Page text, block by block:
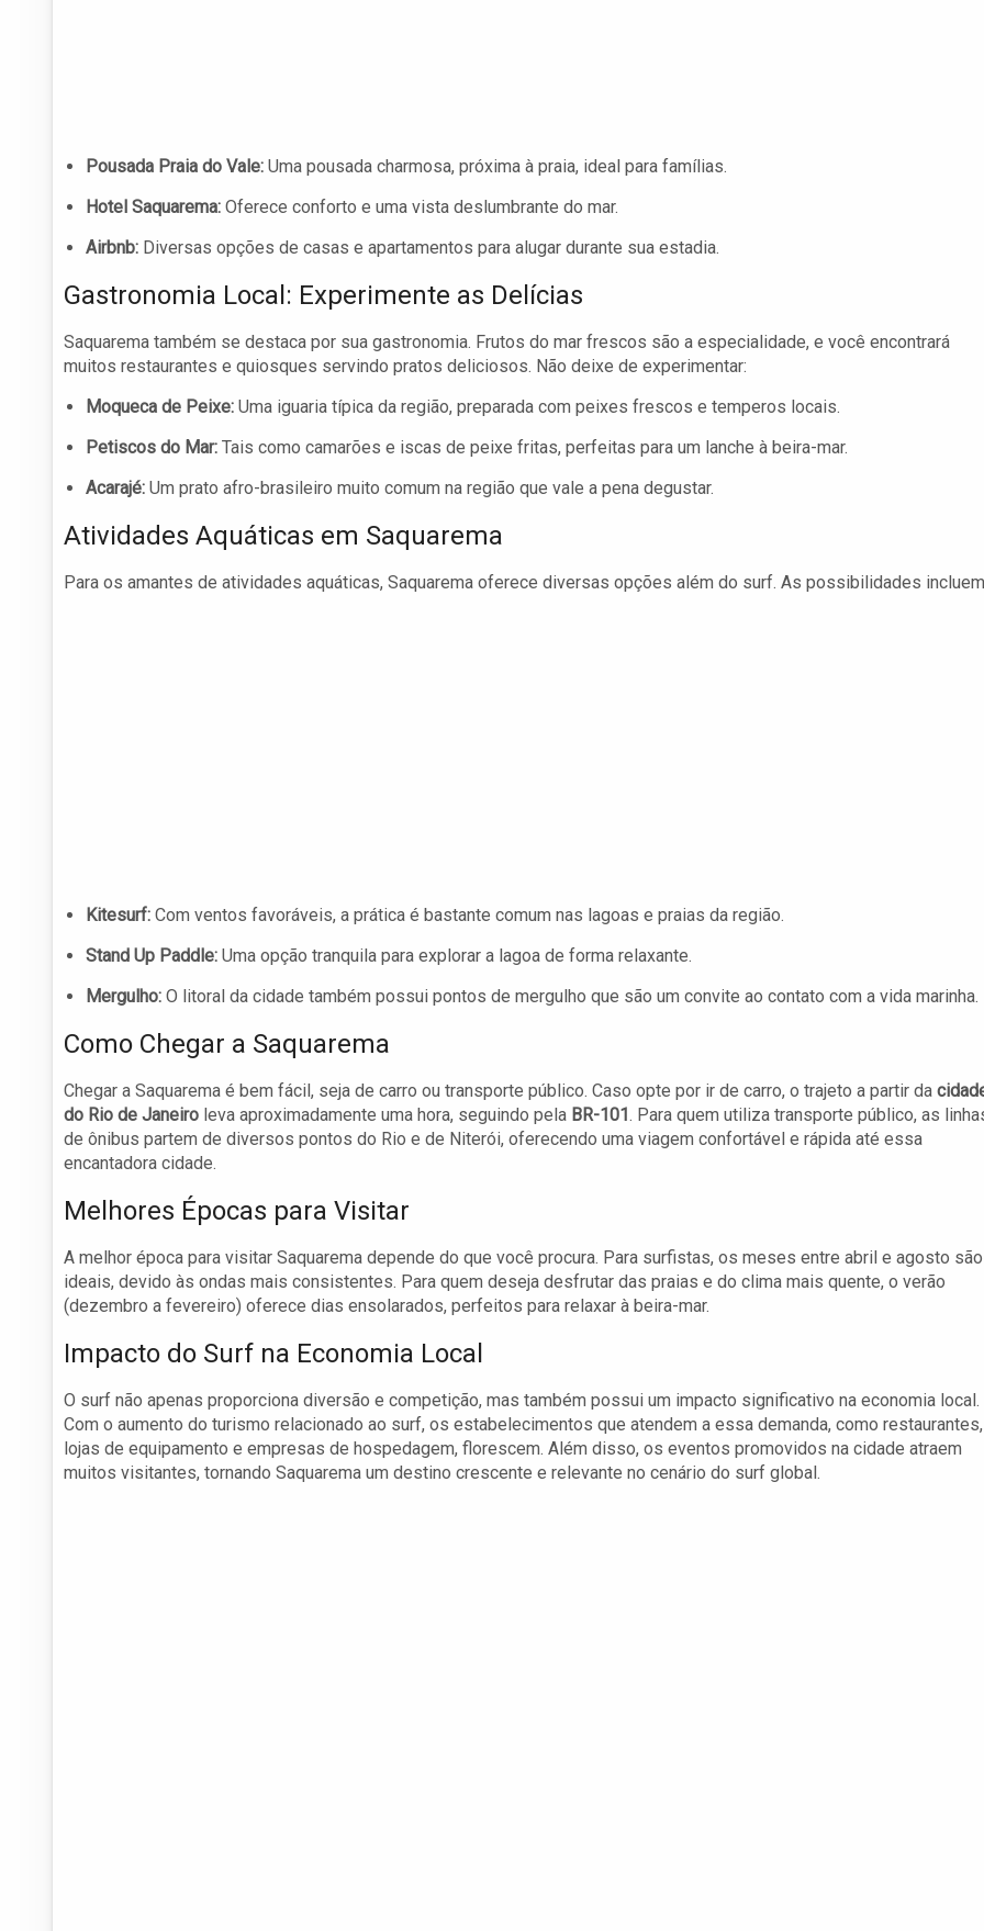
Pousada Praia do Vale: Uma pousada charmosa, próxima à praia, ideal para famílias.
Hotel Saquarema: Oferece conforto e uma vista deslumbrante do mar.
Airbnb: Diversas opções de casas e apartamentos para alugar durante sua estadia.
Gastronomia Local: Experimente as Delícias
Saquarema também se destaca por sua gastronomia. Frutos do mar frescos são a especialidade, e você encontrará
muitos restaurantes e quiosques servindo pratos deliciosos. Não deixe de experimentar:
Moqueca de Peixe: Uma iguaria típica da região, preparada com peixes frescos e temperos locais.
Petiscos do Mar: Tais como camarões e iscas de peixe fritas, perfeitas para um lanche à beira-mar.
Acarajé: Um prato afro-brasileiro muito comum na região que vale a pena degustar.
Atividades Aquáticas em Saquarema
Para os amantes de atividades aquáticas, Saquarema oferece diversas opções além do surf. As possibilidades
Kitesurf: Com ventos favoráveis, a prática é bastante comum nas lagoas e praias da região.
Stand Up Paddle: Uma opção tranquila para explorar a lagoa de forma relaxante.
Mergulho: O litoral da cidade também possui pontos de mergulho que são um convite ao contato com a vida marinha.
Como Chegar a Saquarema
Chegar a Saquarema é bem fácil, seja de carro ou transporte público. Caso opte por ir de carro, o trajeto a partir da
do Rio de Janeiro leva aproximadamente uma hora, seguindo pela BR-101 . Para quem utiliza transporte público, as
de ônibus partem de diversos pontos do Rio e de Niterói, oferecendo uma viagem confortável e rápida até essa
encantadora cidade.
Melhores Épocas para Visitar
A melhor época para visitar Saquarema depende do que você procura. Para surfistas, os meses entre abril e agosto são
ideais, devido às ondas mais consistentes. Para quem deseja desfrutar das praias e do clima mais quente, o verão
(dezembro a fevereiro) oferece dias ensolarados, perfeitos para relaxar à beira-mar.
Impacto do Surf na Economia Local
O surf não apenas proporciona diversão e competição, mas também possui um impacto significativo na economia local.
Com o aumento do turismo relacionado ao surf, os estabelecimentos que atendem a essa demanda, como restaurantes,
lojas de equipamento e empresas de hospedagem, florescem. Além disso, os eventos promovidos na cidade atraem
muitos visitantes, tornando Saquarema um destino crescente e relevante no cenário do surf global.